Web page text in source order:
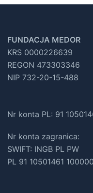
FUNDACJA MEDOR
KRS 0000226639
REGON 473303346
NIP 732-20-15-488
Nr konta PL: 91
Nr konta zagranica:
SWIFT: INGB PL PW
PL 91 10501461